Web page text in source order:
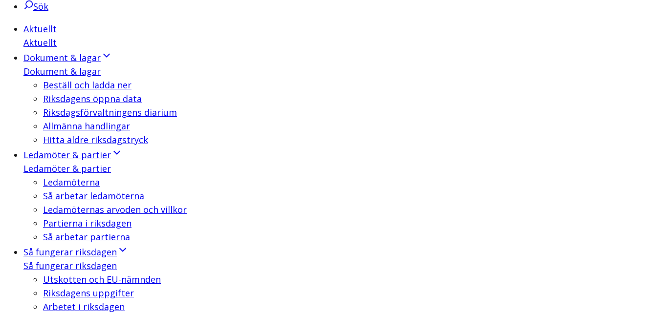
Sök
Aktuellt
Aktuellt
Dokument & lagar
Dokument & lagar
Beställ och ladda ner
Riksdagens öppna data
Riksdagsförvaltningens diarium
Allmänna handlingar
Hitta äldre riksdagstryck
Ledamöter & partier
Ledamöter & partier
Ledamöterna
Så arbetar ledamöterna
Ledamöternas arvoden och villkor
Partierna i riksdagen
Så arbetar partierna
Så fungerar riksdagen
Så fungerar riksdagen
Utskotten och EU-nämnden
Riksdagens uppgifter
Arbetet i riksdagen